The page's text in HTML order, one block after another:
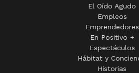
El Oído Agudo
Empleos
Emprendedores
En Positivo +
Espectáculos
Hábitat y
Historias